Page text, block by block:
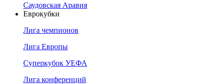
Саудовская Аравия
Еврокубки
Лига чемпионов
Лига Европы
Суперкубок УЕФА
Лига конференций